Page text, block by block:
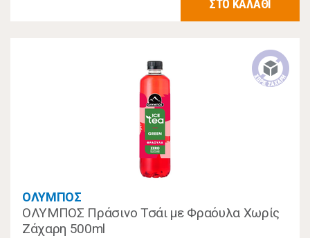
ΣΤΟ ΚΑΛΑΘΙ
ΟΛΥΜΠΟΣ
ΟΛΥΜΠΟΣ Πράσινο Τσάι με Φραόυλα Χωρίς
Ζάχαρη 500ml